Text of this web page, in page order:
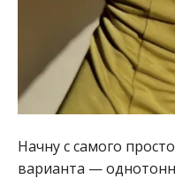
Начну с самого
варианта —